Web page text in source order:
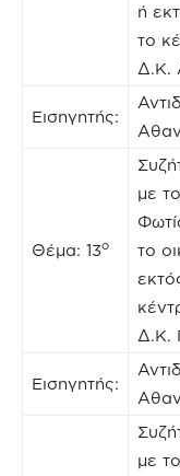
ή
το
Δ.Κ.
Εισηγητής:
Θέμα: 13ο
με
το
Δ.Κ.
Εισηγητής:
με